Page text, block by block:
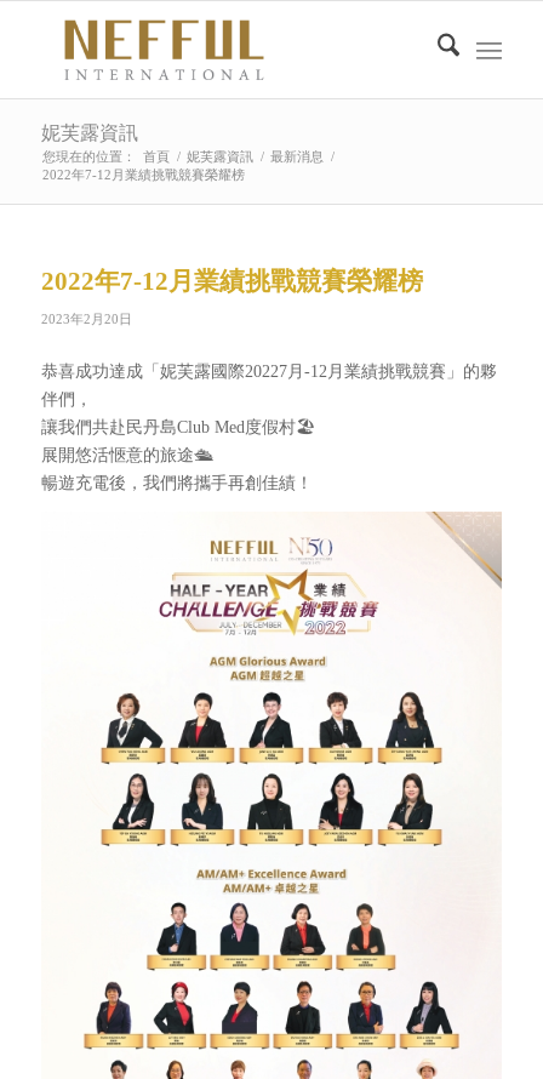
妮芙露資訊
您現在的位置： 首頁 / 妮芙露資訊 / 最新消息
/
2022年7-12月業績挑戰競賽榮耀榜
2022年7-12月業績挑戰競賽榮耀榜
2023年2月20日
恭喜成功達成「妮芙露國際20227月-12月業績挑戰競賽」的夥
伴們，
讓我們共赴民丹島Club Med度假村🏖️
展開悠活愜意的旅途🛳️
暢遊充電後，我們將攜手再創佳績！